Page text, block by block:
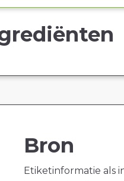
Bron
Etiketinformatie als